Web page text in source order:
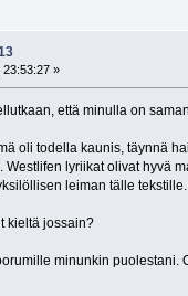
»
että minulla on
oli todella kaunis, täynnä
lyriikat olivat hyvä
leiman tälle tekstille.
kieltä jossain?
minunkin